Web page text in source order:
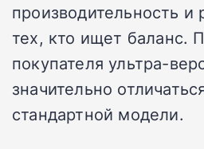
производительность и
тех, кто ищет баланс.
покупателя ультра-
значительно
стандартной модели.